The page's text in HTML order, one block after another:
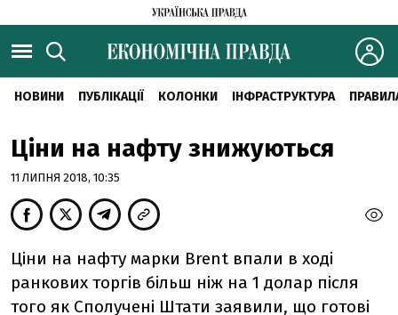
НОВИНИ ПУБЛІКАЦІЇ КОЛОНКИ ІНФРАСТРУКТУРА
Ціни на нафту знижуються
11 ЛИПНЯ 2018, 10:35
Ціни на нафту марки Brent впали в ході
ранкових торгів більш ніж на 1 долар після
того як Сполучені Штати заявили, що готові